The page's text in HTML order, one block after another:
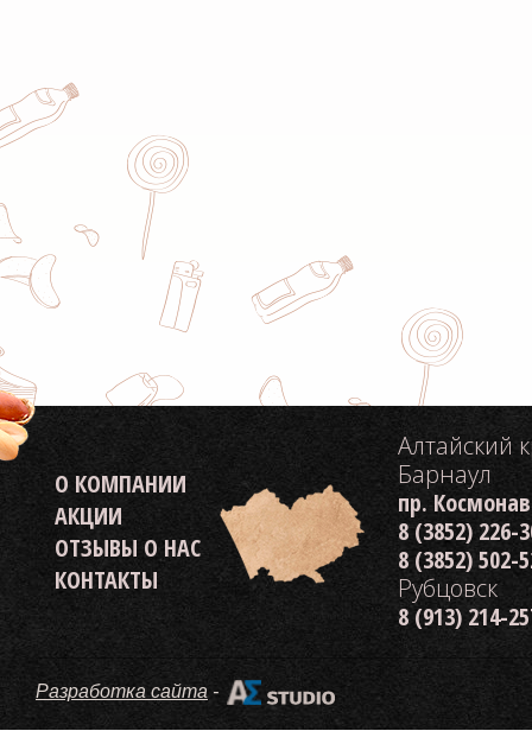
О КОМПАНИИ
АКЦИИ
ОТЗЫВЫ О НАС
КОНТАКТЫ
Алтайский
Барнаул
пр.
8 (3852) 226-
8 (3852) 502-
Рубцовск
8 (913) 214-
Разработка сайта -